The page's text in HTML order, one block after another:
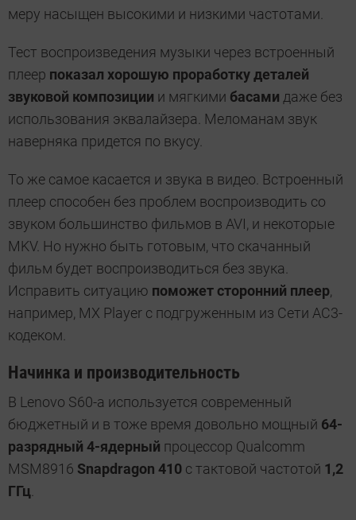
меру насыщен высокими и низкими частотами.
Тест воспроизведения музыки через встроенный
плеер показал хорошую проработку деталей
звуковой композиции и мягкими басами даже без
использования эквалайзера. Меломанам звук
наверняка придется по вкусу.
То же самое касается и звука в видео. Встроенный
плеер способен без проблем воспроизводить со
звуком большинство фильмов в AVI, и некоторые
MKV. Но нужно быть готовым, что скачанный
фильм будет воспроизводиться без звука.
Исправить ситуацию поможет сторонний плеер,
например, MX Player с подгруженным из Сети AC3-
кодеком.
Начинка и производительность
В Lenovo S60-a используется современный
бюджетный и в тоже время довольно мощный 64-
разрядный 4-ядерный процессор Qualcomm
MSM8916 Snapdragon 410 с тактовой частотой 1,2
ГГц.